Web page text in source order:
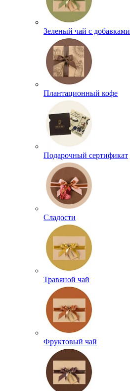
Зеленый чай с добавками
Плантационный кофе
Подарочный сертификат
Сладости
Травяной чай
Фруктовый чай